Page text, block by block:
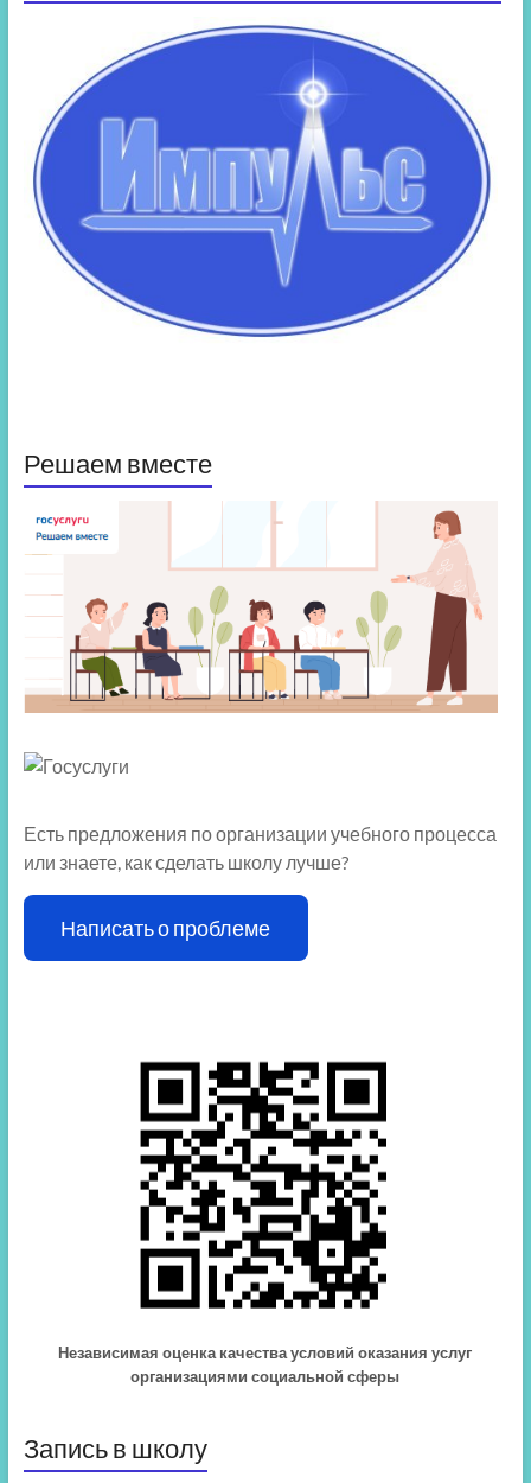
Решаем вместе
Есть предложения по организации учебного процесса
или знаете, как сделать школу лучше?
Написать о проблеме
Независимая оценка качества условий оказания услуг
организациями социальной сферы
Запись в школу